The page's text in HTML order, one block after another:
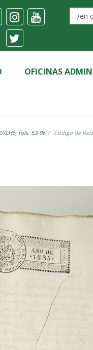
OFICINAS
LH5, fols. 53-96 Código de